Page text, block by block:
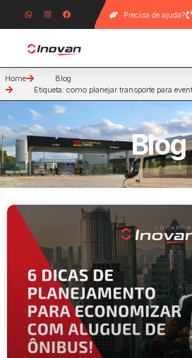
Precisa de ajuda?
Home
Blog
Etiqueta: como planejar transporte para
Blog